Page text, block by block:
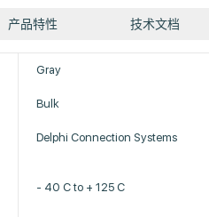
产品特性 技术文档
Gray
Bulk
Delphi Connection Systems
- 40 C to + 125 C